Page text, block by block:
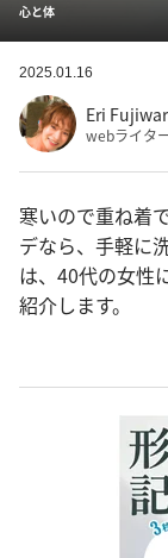
心と体
2025.01.16
Eri
webライタ
寒いので重ね着
デなら、手軽に
は、40代の女性
紹介します。